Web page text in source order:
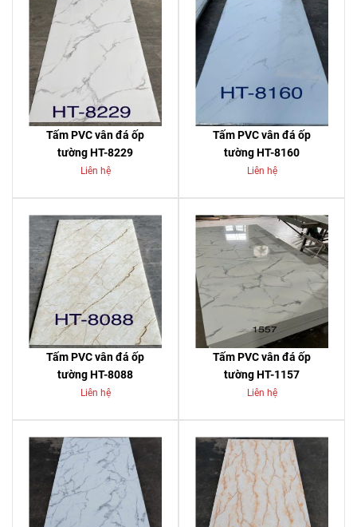
Tấm PVC vân đá ốp
tường HT-8229
Liên hệ
Tấm PVC vân đá ốp
tường HT-8160
Liên hệ
Tấm PVC vân đá ốp
tường HT-8088
Liên hệ
Tấm PVC vân đá ốp
tường HT-1157
Liên hệ